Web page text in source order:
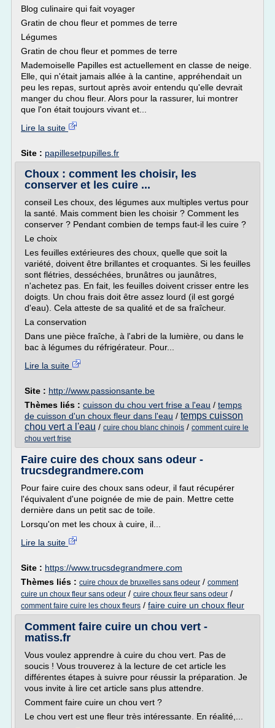
Blog culinaire qui fait voyager
Gratin de chou fleur et pommes de terre
Légumes
Gratin de chou fleur et pommes de terre
Mademoiselle Papilles est actuellement en classe de neige.
Elle, qui n'était jamais allée à la cantine, appréhendait un
peu les repas, surtout après avoir entendu qu'elle devrait
manger du chou fleur. Alors pour la rassurer, lui montrer
que l'on était toujours vivant et...
Lire la suite
Site : papillesetpupilles.fr
Choux : comment les choisir, les
conserver et les cuire ...
conseil Les choux, des légumes aux multiples vertus pour
la santé. Mais comment bien les choisir ? Comment les
conserver ? Pendant combien de temps faut-il les cuire ?
Le choix
Les feuilles extérieures des choux, quelle que soit la
variété, doivent être brillantes et croquantes. Si les feuilles
sont flétries, desséchées, brunâtres ou jaunâtres,
n'achetez pas. En fait, les feuilles doivent crisser entre les
doigts. Un chou frais doit être assez lourd (il est gorgé
d'eau). Cela atteste de sa qualité et de sa fraîcheur.
La conservation
Dans une pièce fraîche, à l'abri de la lumière, ou dans le
bac à légumes du réfrigérateur. Pour...
Lire la suite
Site : http://www.passionsante.be
Thèmes liés : cuisson du chou vert frise a l'eau / temps
de cuisson d'un choux fleur dans l'eau / temps cuisson
chou vert a l'eau / cuire chou blanc chinois / comment cuire le
chou vert frise
Faire cuire des choux sans odeur -
trucsdegrandmere.com
Pour faire cuire des choux sans odeur, il faut récupérer
l'équivalent d'une poignée de mie de pain. Mettre cette
dernière dans un petit sac de toile.
Lorsqu'on met les choux à cuire, il...
Lire la suite
Site : https://www.trucsdegrandmere.com
Thèmes liés : cuire choux de bruxelles sans odeur / comment
cuire un choux fleur sans odeur / cuire choux fleur sans odeur /
comment faire cuire les choux fleurs / faire cuire un choux fleur
Comment faire cuire un chou vert -
matiss.fr
Vous voulez apprendre à cuire du chou vert. Pas de
soucis ! Vous trouverez à la lecture de cet article les
différentes étapes à suivre pour réussir la préparation. Je
vous invite à lire cet article sans plus attendre.
Comment faire cuire un chou vert ?
Le chou vert est une fleur très intéressante. En réalité,...